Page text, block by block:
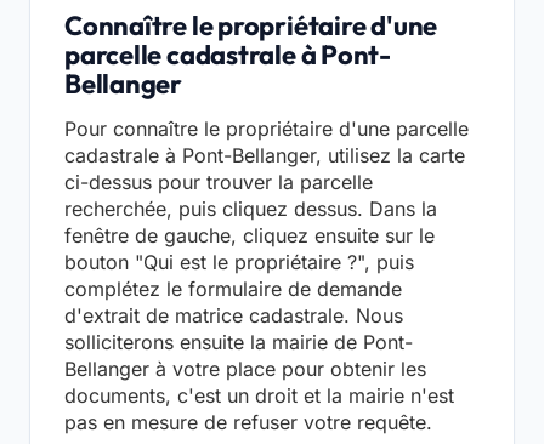
Connaître le propriétaire d'une
parcelle cadastrale à Pont-
Bellanger
Pour connaître le propriétaire d'une parcelle
cadastrale à Pont-Bellanger, utilisez la carte
ci-dessus pour trouver la parcelle
recherchée, puis cliquez dessus. Dans la
fenêtre de gauche, cliquez ensuite sur le
bouton "Qui est le propriétaire ?", puis
complétez le formulaire de demande
d'extrait de matrice cadastrale. Nous
solliciterons ensuite la mairie de Pont-
Bellanger à votre place pour obtenir les
documents, c'est un droit et la mairie n'est
pas en mesure de refuser votre requête.